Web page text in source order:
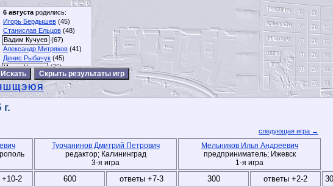
6 августа родились:
Игорь Бердышев (45)
Станислав Ельцов (48)
Вадим Кучуев (67)
Александр Митряков (41)
Денис Рыбачук (45)
Игорь Чернов (75)
Скрыть результаты игр
Ш ЩЭ ЮЯ
следующая игра →
Турчанинов Дмитрий Петрович
редактор; Калининград
3-я игра
Мельников Илья Андреевич
предприниматель; Ижевск
1-я игра
2 600 ответы +7-3 300 ответы +2-2